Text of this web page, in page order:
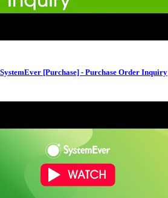
SystemEver [Purchase] - Purchase Order Inquiry